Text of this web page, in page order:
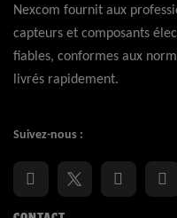
Nexcom fournit aux
capteurs et composants
fiables, conformes aux
livrés rapidement.
Suivez-nous :